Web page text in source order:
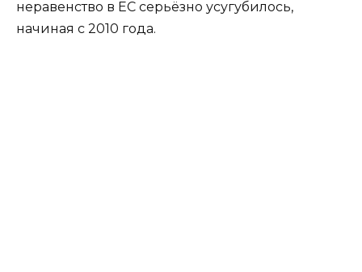
неравенство в ЕС серьёзно усугубилось,
начиная с 2010 года.